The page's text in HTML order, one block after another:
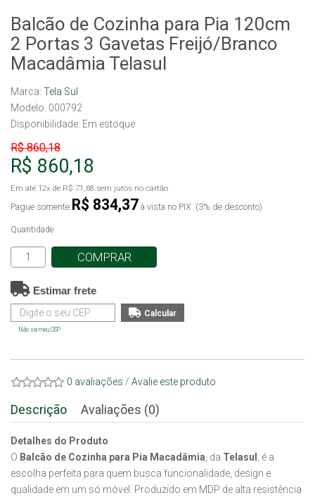
Balcão de Cozinha para Pia 120cm
2 Portas 3 Gavetas Freijó/Branco
Macadâmia Telasul
Marca: Tela Sul
Modelo: 000792
Disponibilidade: Em estoque
R$ 860,18
R$ 860,18
Em até 12x de R$ 71,68 sem juros no cartão
Pague somente R$ 834,37 à vista no PIX. (3% de desconto)
Quantidade
COMPRAR
Estimar frete
Não sei meu CEP
0 avaliações / Avalie este produto
Descrição Avaliações (0)
Detalhes do Produto
O Balcão de Cozinha para Pia Macadâmia , da Telasul
, é a
escolha perfeita para quem busca funcionalidade, design e
qualidade em um só móvel. Produzido em MDP de alta resistência